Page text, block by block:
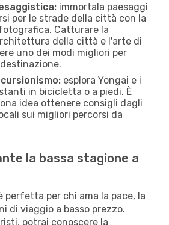
immortala paesaggi
per le strade della città con la
Catturare la
della città e l'arte di
uno dei modi migliori per
esplora Yongai e i
in bicicletta o a piedi. È
idea ottenere consigli dagli
sui migliori percorsi da
la bassa stagione a
perfetta per chi ama la pace, la
di viaggio a basso prezzo.
potrai conoscere la